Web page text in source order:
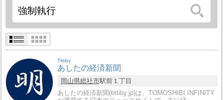
Tittiby
あしたの経済新聞
岡山県総社市駅前１丁目
あしたの経済新聞(tittiby.jp)は、TOMOSHIBI INFINITY